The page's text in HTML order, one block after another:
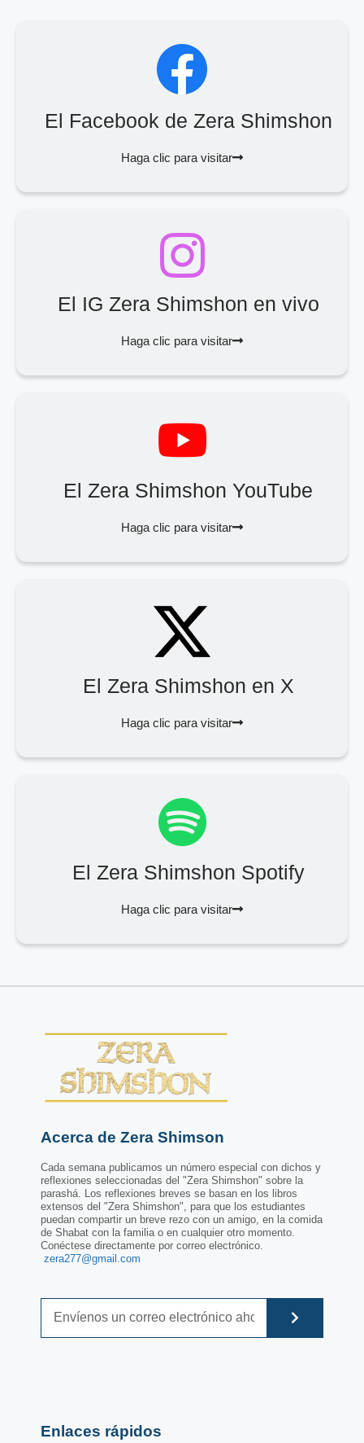
El Facebook de Zera Shimshon
Haga clic para visitar
El IG Zera Shimshon en vivo
Haga clic para visitar
El Zera Shimshon YouTube
Haga clic para visitar
El Zera Shimshon en X
Haga clic para visitar
El Zera Shimshon Spotify
Haga clic para visitar
Acerca de Zera Shimson
Cada semana publicamos un número especial con dichos y
reflexiones seleccionadas del "Zera Shimshon" sobre la
parashá. Los reflexiones breves se basan en los libros
extensos del "Zera Shimshon", para que los estudiantes
puedan compartir un breve rezo con un amigo, en la comida
de Shabat con la familia o en cualquier otro momento.
Conéctese directamente por correo electrónico.
zera277@gmail.com
Enlaces rápidos